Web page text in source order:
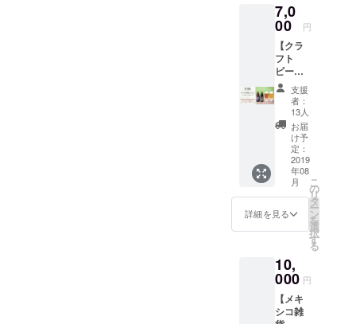
Ten
Sappor
o
Station
you can
try
bartend
er and
also
drink in
Ten to
Ten
Sappor
Station!
Expirati
on date
June
2020
backpa
ck,
bracele
t (you
can
choose
one of
those
items.
but the
color
and
design
might
be bit
differen
t.) For
foreign
rators a
separat
e
shippin
g fee
can
choose
one of
those
items.
but the
color
and
design
might
be bit
differen
foreign
collabo
rators a
separat
g fee
will be
charge
d
カリナ
の愛情
のこ
もった
メッ
セージ
カード
・Ten
to Ten
Nakaji
ma-
koen の
イベン
ト開催
to Ten
Nakaji
トを行
うこと
ができ
ます！
イベン
7,0
00 円
【クラ
フト
ビー
ル Ten
to Ten x
North
Island
beerコ
ラボ
４本
セッ
ト】
5000円
４種
類詰め
合わ
（ヴァ
イツェ
ン・ス
タウ
ト・ブ
支援
者：
13人
お届
け予
定：
2019
年08
月
詳細を見る
こ
の
リ
タ
ー
ン
を
選
択
す
る
10,
000 円
【メキ
シコ雑